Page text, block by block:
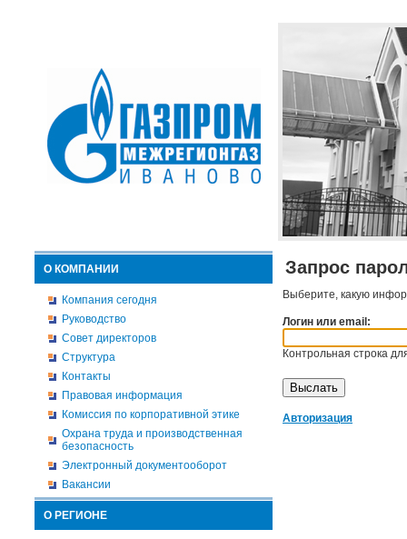
О КОМПАНИИ
Компания сегодня
Руководство
Совет директоров
Структура
Контакты
Правовая информация
Комиссия по корпоративной этике
Охрана труда и производственная
безопасность
Электронный документооборот
Вакансии
О РЕГИОНЕ
Запрос
Выберите, какую
Логин или email:
Контрольная строка
Авторизация